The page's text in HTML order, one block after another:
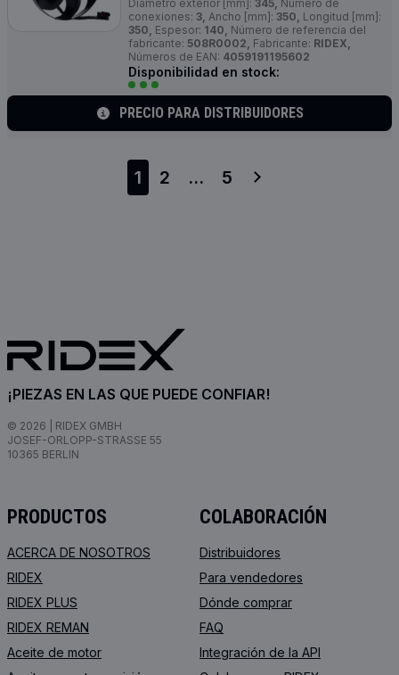
Diámetro exterior [mm]: 345, Número de
conexiones: 3, Ancho [mm]: 350, Longitud [mm]:
350, Espesor: 140, Número de referencia del
fabricante: 508R0002, Fabricante: RIDEX,
Números de EAN: 4059191195602
Disponibilidad en stock:
PRECIO PARA DISTRIBUIDORES
1 2 ... 5
¡PIEZAS EN LAS QUE PUEDE CONFIAR!
© 2026 | RIDEX GMBH
JOSEF-ORLOPP-STRASSE 55
10365 BERLIN
PRODUCTOS
ACERCA DE NOSOTROS
RIDEX
RIDEX PLUS
RIDEX REMAN
Aceite de motor
COLABORACIÓN
Distribuidores
Para vendedores
Dónde comprar
FAQ
Integración de la API